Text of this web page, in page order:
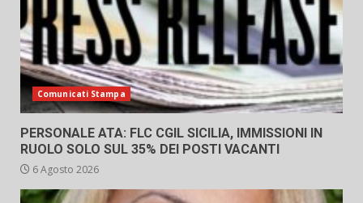
Comunicati Stampa
PERSONALE ATA: FLC CGIL SICILIA, IMMISSIONI IN
RUOLO SOLO SUL 35% DEI POSTI VACANTI
6 Agosto 2026